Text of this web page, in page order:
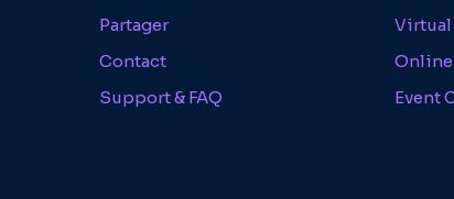
Partager
Contact
Support & FAQ
Virtual
Online
Event